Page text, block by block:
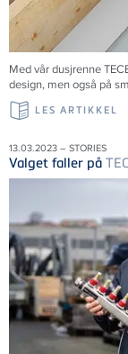
Med vår dusjrenne
design, men også på
LES ARTIKKEL
13.03.2023 – STORIES
Valget faller på